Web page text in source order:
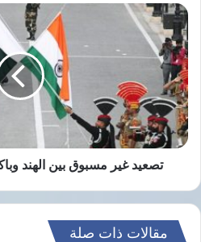
تصعيد
غير
مسبوق
بين
الهند
وباكستان
بعد
هجوم
كشمير
تصعيد غير مسبوق بين الهند
مقالات ذات صلة